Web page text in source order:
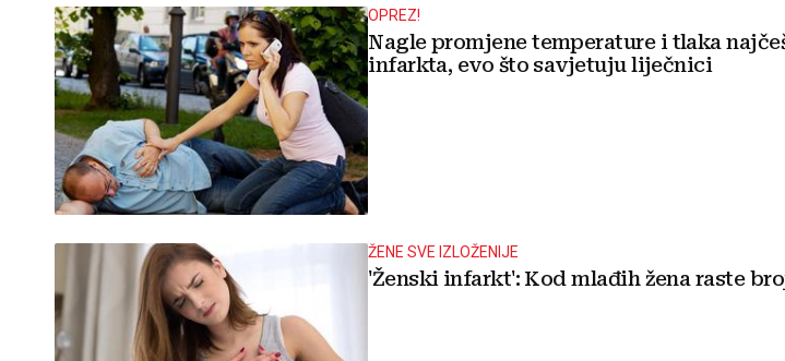
OPREZ!
Nagle promjene temperature i tlaka
infarkta, evo što savjetuju liječnici
ŽENE SVE IZLOŽENIJE
'Ženski infarkt': Kod mlađih žena raste